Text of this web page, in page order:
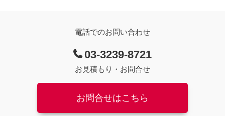
電話でのお問い合わせ
03-3239-8721
お見積もり・お問合せ
お問合せはこちら